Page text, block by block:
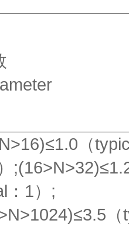
N>16)≤1.0（
;(16>N>32)≤1.
1） ;
≤3.5